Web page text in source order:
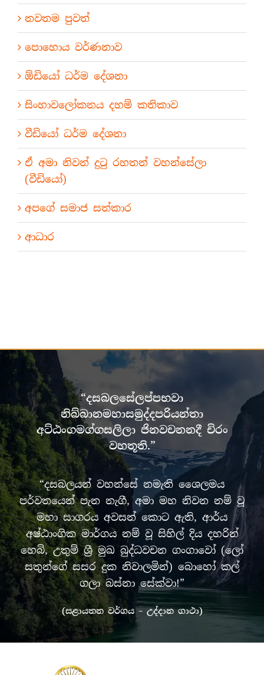
නවතම පුවත්
පොහොය වර්ණනාව
ඕඩියෝ ධර්ම දේශනා
සිංහාවලෝකනය දහම් කතිකාව
වීඩියෝ ධර්ම දේශනා
ඒ අමා නිවන් දුටු රහතන් වහන්සේලා
(වීඩියෝ)
අපගේ සමාජ සත්කාර
ආධාර
“දසබලසේලප්පභවා
නිබ්බානමහාසමුද්දපරියන්තා
අට්ඨංගමග්ගසලිලා ජිනවචනනදී චිරං
වහතූති.”
“දසබලයන් වහන්සේ නමැති ශෛලමය
පර්වතයෙන් පැන නැගී, අමා මහ නිවන නම් වූ
මහා සාගරය අවසන් කොට ඇති, ආර්ය
අෂ්ඨාංගික මාර්ගය නම් වූ සිහිල් දිය දහරින්
හෙබි, උතුම් ශ්‍රී මුඛ බුද්ධවචන ගංගාවෝ (ලෝ
සතුන්ගේ සසර දුක නිවාලමින්) බොහෝ කල්
ගලා බස්නා සේක්වා!”
(සළායතන වර්ගය – උද්දාන ගාථා)